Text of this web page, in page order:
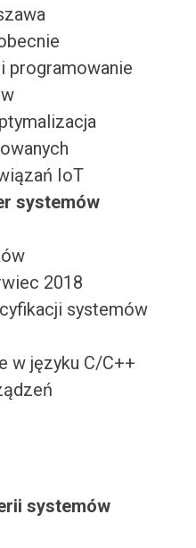
programowanie
IoT
systemów
2018
systemów
w języku C/C++
systemów